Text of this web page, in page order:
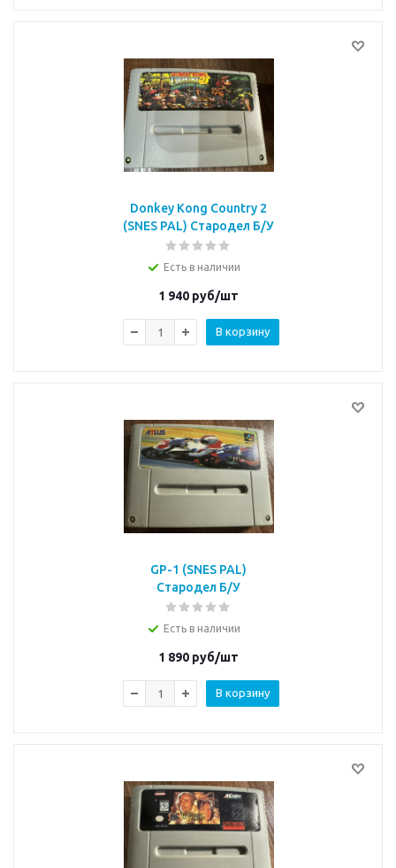
Donkey Kong Country 2
(SNES PAL) Стародел Б/У
Есть в наличии
1 940 руб/шт
В корзину
GP-1 (SNES PAL)
Стародел Б/У
Есть в наличии
1 890 руб/шт
В корзину